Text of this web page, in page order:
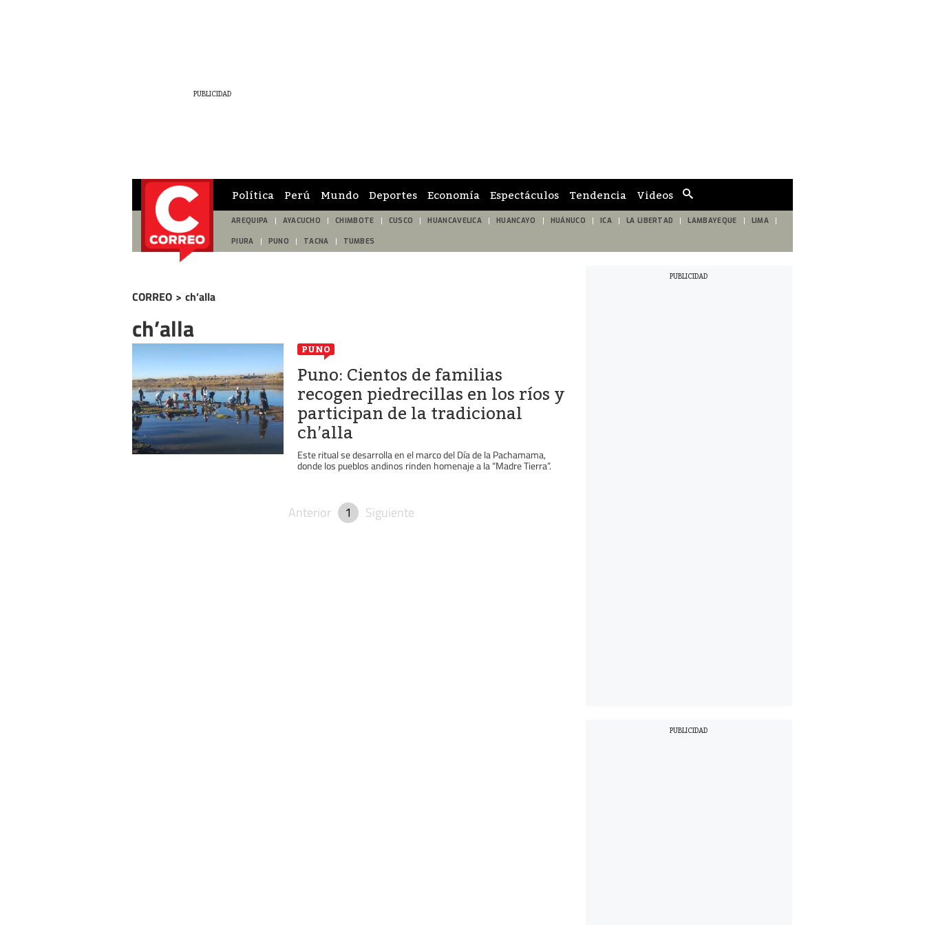
de
búsqueda
Política Perú Mundo Deportes Economía Espectáculos Tendencia Videos
AREQUIPA AYACUCHO CHIMBOTE CUSCO HUANCAVELICA HUANCAYO HUÁNUCO ICA LA LIBERTAD LAMBAYEQUE LIMA
PIURA PUNO TACNA TUMBES
CORREO > ch’alla
ch’alla
PUNO
Puno: Cientos de familias
recogen piedrecillas en los ríos y
participan de la tradicional
ch’alla
Este ritual se desarrolla en el marco del Día de la Pachamama,
donde los pueblos andinos rinden homenaje a la “Madre Tierra”.
Anterior 1 Siguiente